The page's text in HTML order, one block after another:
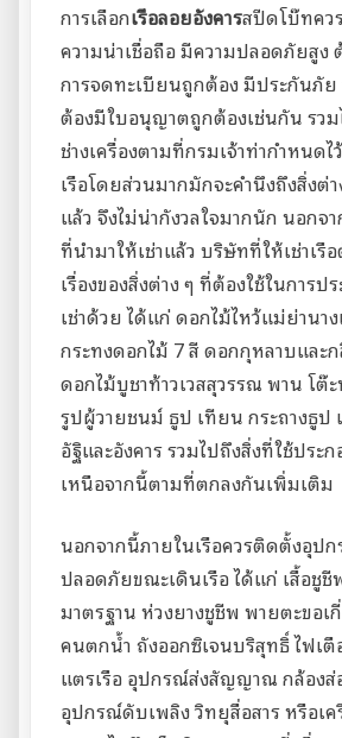
การเลือกเรือลอยอังคารสปีดโบ๊ทคว
ความน่าเชื่อถือ มีความปลอดภัยสูง
การจดทะเบียนถูกต้อง มีประกันภั
ต้องมีใบอนุญาตถูกต้องเช่นกัน รว
ช่างเครื่องตามที่กรมเจ้าท่ากำหนดไ
เรือโดยส่วนมากมักจะคำนึงถึงสิ่งต่
แล้ว จึงไม่น่ากังวลใจมากนัก นอกจา
ที่นำมาให้เช่าแล้ว บริษัทที่ให้เช่าเรื
เรื่องของสิ่งต่าง ๆ ที่ต้องใช้ในการ
เช่าด้วย ได้แก่ ดอกไม้ไหว้แม่ย่านา
กระทงดอกไม้ 7 สี ดอกกุหลาบและ
ดอกไม้บูชาท้าวเวสสุวรรณ พาน โต๊
รูปผู้วายชนม์ ธูป เทียน กระถางธูป
อัฐิและอังคาร รวมไปถึงสิ่งที่ใช้ปร
เหนือจากนี้ตามที่ตกลงกันเพิ่มเติม
นอกจากนี้ภายในเรือควรติดตั้งอุป
ปลอดภัยขณะเดินเรือ ได้แก่ เสื้อชู
มาตรฐาน ห่วงยางชูชีพ พายตะขอเ
คนตกน้ำ ถังออกซิเจนบริสุทธิ์ ไฟเตื
แตรเรือ อุปกรณ์ส่งสัญญาณ กล้องส่
อุปกรณ์ดับเพลิง วิทยุสื่อสาร หรือเค